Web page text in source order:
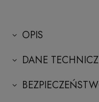
OPIS
DANE